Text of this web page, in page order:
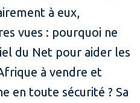
à eux,
vues : pourquoi ne
du Net pour aider les
à vendre et
en toute sécurité ? Sa